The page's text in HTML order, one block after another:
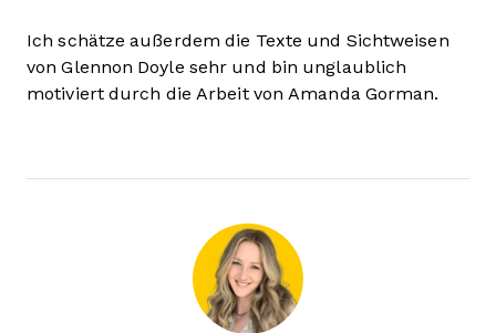
Ich schätze außerdem die Texte und Sichtweisen
von Glennon Doyle sehr und bin unglaublich
motiviert durch die Arbeit von Amanda Gorman.